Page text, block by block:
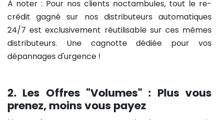
À noter : Pour nos clients noctambules, tout le re-
crédit gagné sur nos distributeurs automatiques
24/7 est exclusivement réutilisable sur ces mêmes
distributeurs. Une cagnotte dédiée pour vos
dépannages d'urgence !
2. Les Offres "Volumes" : Plus vous
prenez, moins vous payez